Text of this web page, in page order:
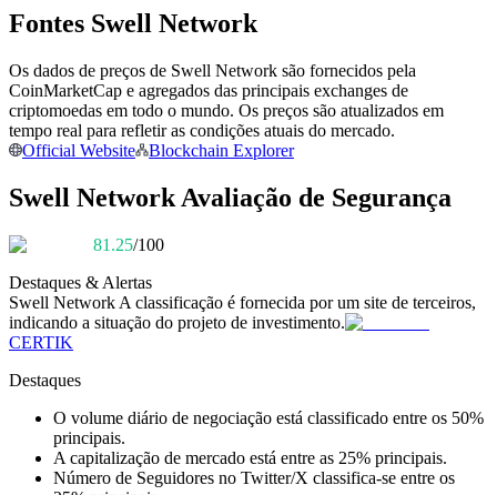
Análise de big data, incluindo informações comerciais, etc.
Guia
Fontes Swell Network
Os dados de preços de Swell Network são fornecidos pela
CoinMarketCap e agregados das principais exchanges de
criptomoedas em todo o mundo. Os preços são atualizados em
tempo real para refletir as condições atuais do mercado.
Official Website
Blockchain Explorer
Swell Network Avaliação de Segurança
81.25/100
Destaques & Alertas
Swell Network A classificação é fornecida por um site de terceiros,
indicando a situação do projeto de investimento.
CERTIK
Destaques
O volume diário de negociação está classificado entre os 50%
principais.
A capitalização de mercado está entre as 25% principais.
Número de Seguidores no Twitter/X classifica-se entre os